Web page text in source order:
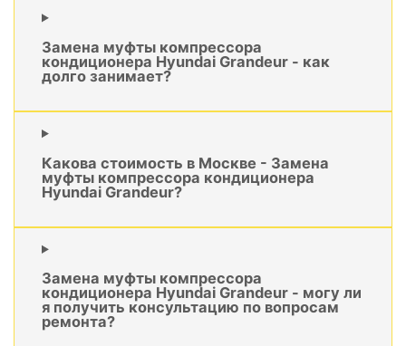
Замена муфты компрессора
кондиционера Hyundai Grandeur - как
долго занимает?
Какова стоимость в Москве - Замена
муфты компрессора кондиционера
Hyundai Grandeur?
Замена муфты компрессора
кондиционера Hyundai Grandeur - могу ли
я получить консультацию по вопросам
ремонта?